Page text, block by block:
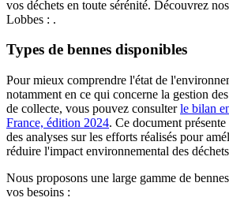
vos déchets en toute sérénité. Découvrez
Lobbes : .
Types de bennes disponibles
Pour mieux comprendre l'état de
notamment en ce qui concerne la gestion
de collecte, vous pouvez consulterle bilan
France, édition 2024. Ce document
des analyses sur les efforts réalisés pour
réduire l'impact environnemental des
Nous proposons une large gamme de
vos besoins :